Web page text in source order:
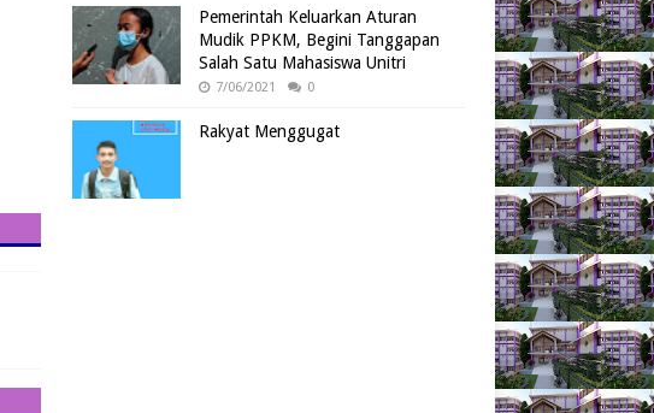
Pemerintah Keluarkan Aturan
Mudik PPKM, Begini Tanggapan
Salah Satu Mahasiswa Unitri
7/06/2021 0
Rakyat Menggugat